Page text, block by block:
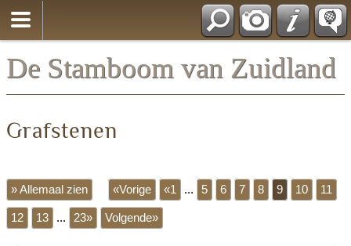
De Stamboom van Zuidland
Grafstenen
» Allemaal zien «Vorige «1 ... 5 6 7 8 9 10 11
12 13 ... 23» Volgende»